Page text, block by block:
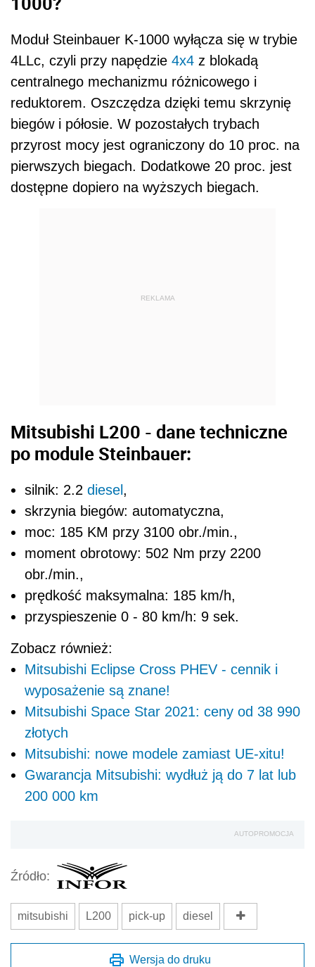
Moduł Steinbauer K-1000 wyłącza się w trybie
4LLc, czyli przy napędzie 4x4 z blokadą
centralnego mechanizmu różnicowego i
reduktorem. Oszczędza dzięki temu skrzynię
biegów i półosie. W pozostałych trybach
przyrost mocy jest ograniczony do 10 proc. na
pierwszych biegach. Dodatkowe 20 proc. jest
dostępne dopiero na wyższych biegach.
REKLAMA
Mitsubishi L200 - dane techniczne
po module Steinbauer:
silnik: 2.2 diesel ,
skrzynia biegów: automatyczna,
moc: 185 KM przy 3100 obr./min.,
moment obrotowy: 502 Nm przy 2200
obr./min.,
prędkość maksymalna: 185 km/h,
przyspieszenie 0 - 80 km/h: 9 sek.
Zobacz również:
Mitsubishi Eclipse Cross PHEV - cennik i
wyposażenie są znane!
Mitsubishi Space Star 2021: ceny od 38 990
złotych
Mitsubishi: nowe modele zamiast UE-xitu!
Gwarancja Mitsubishi: wydłuż ją do 7 lat lub
200 000 km
AUTOPROMOCJA
Źródło:
mitsubishi L200 pick-up diesel
Wersja do druku